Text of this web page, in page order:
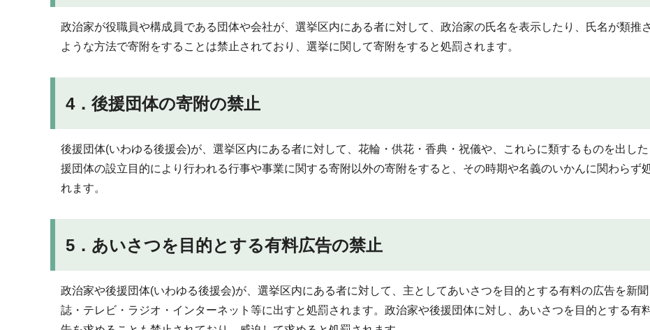
政治家が役職員や構成員である団体や会社が、選挙区内にある者に対して、政治家の氏名を表示したり、氏名が類推
ような方法で寄附をすることは禁止されており、選挙に関して寄附をすると処罰されます。
4．後援団体の寄附の禁止
後援団体(いわゆる後援会)が、選挙区内にある者に対して、花輪・供花・香典・祝儀や、これらに類するものを出し
援団体の設立目的により行われる行事や事業に関する寄附以外の寄附をすると、その時期や名義のいかんに関わらず
れます。
5．あいさつを目的とする有料広告の禁止
政治家や後援団体(いわゆる後援会)が、選挙区内にある者に対して、主としてあいさつを目的とする有料の広告を新
誌・テレビ・ラジオ・インターネット等に出すと処罰されます。政治家や後援団体に対し、あいさつを目的とする有